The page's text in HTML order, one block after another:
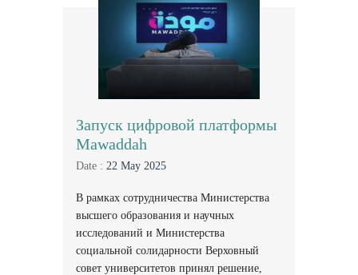
Запуск цифровой платформы
Mawaddah
Date : 22 May 2025
В рамках сотрудничества Министерства
высшего образования и научных
исследований и Министерства
социальной солидарности Верховный
совет университетов принял решение,